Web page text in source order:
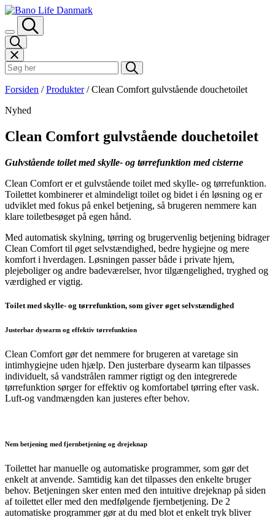
Spring til indhold
Søk i Bano Life
Forsiden /Produkter/Clean Comfort gulvstående douchetoilet
Nyhed
Clean Comfort gulvstående douchetoilet
Gulvstående toilet med skylle- og tørrefunktion med cisterne
Clean Comfort er et gulvstående toilet med skylle- og tørrefunktion.
Toilettet kombinerer et almindeligt toilet og bidet i én løsning og er
udviklet med fokus på enkel betjening, så brugeren nemmere kan
klare toiletbesøget på egen hånd.
Med automatisk skylning, tørring og brugervenlig betjening bidrager
Clean Comfort til øget selvstændighed, bedre hygiejne og mere
komfort i hverdagen. Løsningen passer både i private hjem,
plejeboliger og andre badeværelser, hvor tilgængelighed, tryghed og
værdighed er vigtig.
Toilet med skylle- og tørrefunktion, som giver øget selvstændighed
Justerbar dysearm og effektiv tørrefunktion
Clean Comfort gør det nemmere for brugeren at varetage sin
intimhygiejne uden hjælp. Den justerbare dysearm kan tilpasses
individuelt, så vandstrålen rammer rigtigt og den integrerede
tørrefunktion sørger for effektiv og komfortabel tørring efter vask.
Luft-og vandmængden kan justeres efter behov.
Nem betjening med fjernbetjening og drejeknap
Toilettet har manuelle og automatiske programmer, som gør det
enkelt at anvende. Samtidig kan det tilpasses den enkelte bruger
behov. Betjeningen sker enten med den intuitive drejeknap på siden
af toilettet eller med den medfølgende fjernbetjening. De 2
automatiske programmer gør at du med blot et enkelt tryk bliver